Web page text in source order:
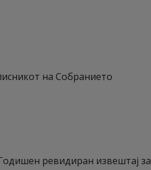
на Собранието
ревидиран извештај за